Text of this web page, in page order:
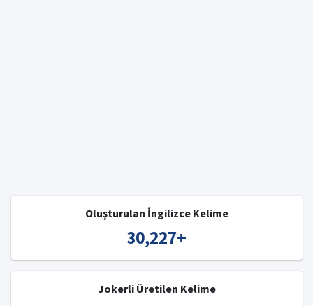
Oluşturulan İngilizce Kelime
30,227+
Jokerli Üretilen Kelime